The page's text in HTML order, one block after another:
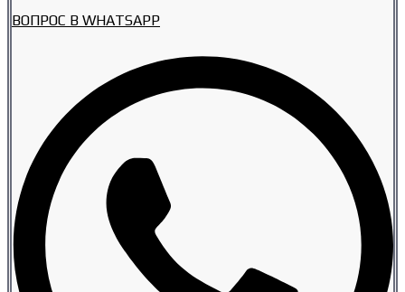
ВОПРОС В WHATSAPP